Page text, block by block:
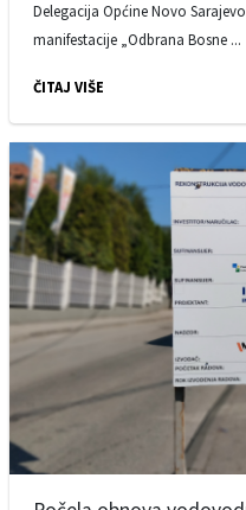
Delegacija Općine Novo
manifestacije „Odbrana Bosne ...
ČITAJ VIŠE